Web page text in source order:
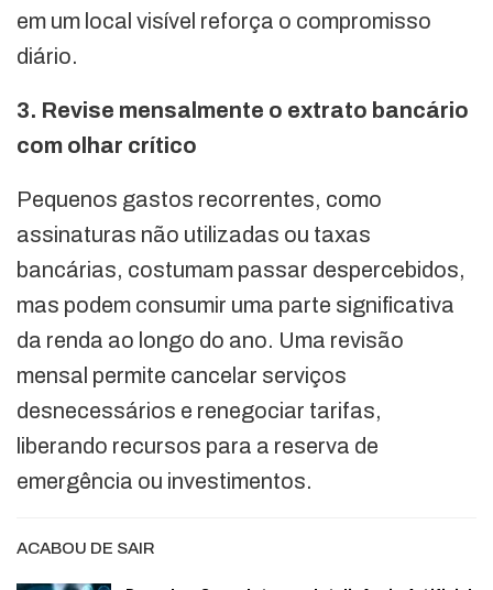
em um local visível reforça o compromisso
diário.
3. Revise mensalmente o extrato bancário
com olhar crítico
Pequenos gastos recorrentes, como
assinaturas não utilizadas ou taxas
bancárias, costumam passar despercebidos,
mas podem consumir uma parte significativa
da renda ao longo do ano. Uma revisão
mensal permite cancelar serviços
desnecessários e renegociar tarifas,
liberando recursos para a reserva de
emergência ou investimentos.
ACABOU DE SAIR